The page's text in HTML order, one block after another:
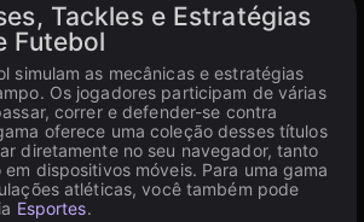
Tackles e Estratégias
Futebol
simulam as mecânicas e estratégias
Os jogadores participam de várias
correr e defender-se contra
oferece uma coleção desses títulos
diretamente no seu navegador, tanto
dispositivos móveis. Para uma gama
atléticas, você também pode
Esportes.